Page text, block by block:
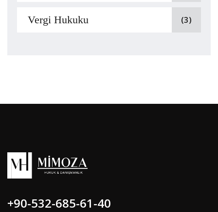
Vergi Hukuku (3)
+90-532-685-61-40